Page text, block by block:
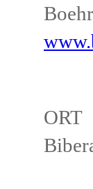
ORT